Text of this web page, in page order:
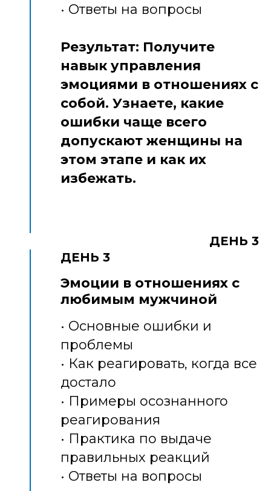
• Ответы на вопросы
Результат: Получите
навык управления
эмоциями в отношениях с
собой. Узнаете, какие
ошибки чаще всего
допускают женщины на
этом этапе и как их
избежать.
ДЕНЬ 3
ДЕНЬ 3
Эмоции в отношениях с
любимым мужчиной
• Основные ошибки и
проблемы
• Как реагировать, когда все
достало
• Примеры осознанного
реагирования
• Практика по выдаче
правильных реакций
• Ответы на вопросы